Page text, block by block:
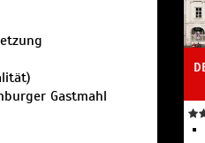
Gastmahl